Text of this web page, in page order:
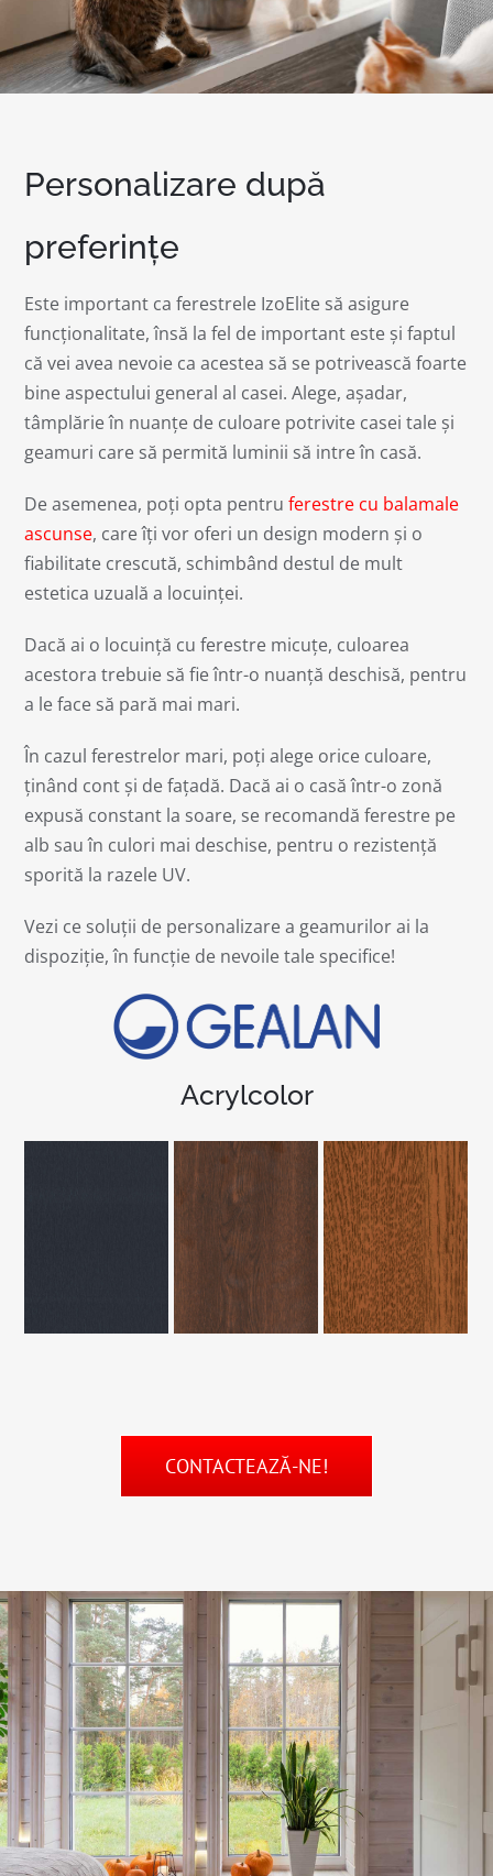
Personalizare după
preferințe
Este important ca ferestrele IzoElite să asigure
funcționalitate, însă la fel de important este și faptul
că vei avea nevoie ca acestea să se potrivească foarte
bine aspectului general al casei. Alege, așadar,
tâmplărie în nuanțe de culoare potrivite casei tale și
geamuri care să permită luminii să intre în casă.
De asemenea, poți opta pentruferestre cu balamale
ascunse, care îți vor oferi un design modern și o
fiabilitate crescută, schimbând destul de mult
estetica uzuală a locuinței.
Dacă ai o locuință cu ferestre micuțe, culoarea
acestora trebuie să fie într-o nuanță deschisă, pentru
a le face să pară mai mari.
În cazul ferestrelor mari, poți alege orice culoare,
ținând cont și de fațadă. Dacă ai o casă într-o zonă
expusă constant la soare, se recomandă ferestre pe
alb sau în culori mai deschise, pentru o rezistență
sporită la razele UV.
Vezi ce soluții de personalizare a geamurilor ai la
dispoziție, în funcție de nevoile tale specifice!
Acrylcolor
CONTACTEAZĂ-NE!